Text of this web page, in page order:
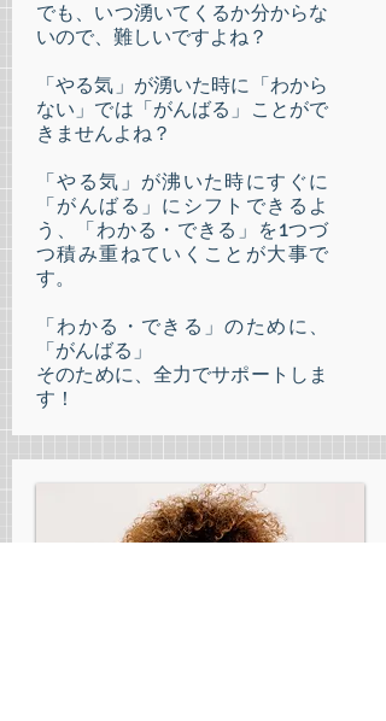
でも、いつ湧いてくるか分からな
いので、難しいですよね？
「やる気」が湧いた時に「わから
ない」では「がんばる」ことがで
きませんよね？
「やる気」が沸いた時にすぐに
「がんばる」にシフトできるよ
う、「わかる・できる」を1つづ
つ積み重ねていくことが大事で
す。
「わかる・できる」のために、
「がんばる」
​そのために、全力でサポートしま
す！